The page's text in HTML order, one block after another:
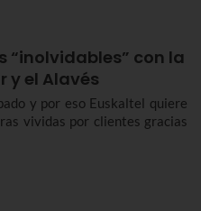
“inolvidables” con la
y el Alavés
y por eso Euskaltel quiere
vividas por clientes gracias